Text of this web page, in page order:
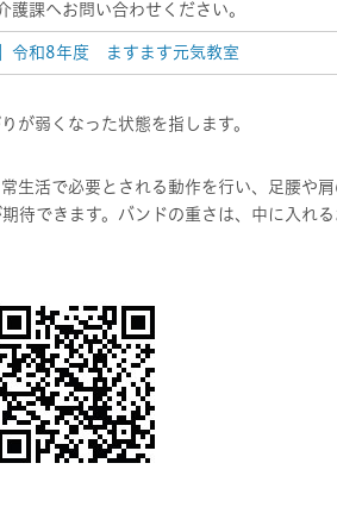
護課へお問い合わせください。
】令和8年度 ますます元気教室
が弱くなった状態を指します。
活で必要とされる動作を行い、足腰や
待できます。バンドの重さは、中に入れ